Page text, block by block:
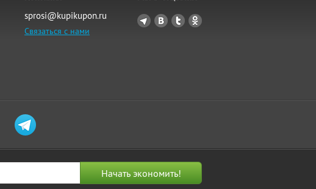
sprosi@kupikupon.ru
Связаться с нами